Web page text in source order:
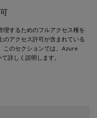
理するためのフルアクセス権を
のアクセス許可が含まれている
このセクションでは、Azure
詳しく説明します。